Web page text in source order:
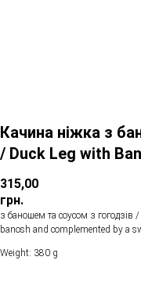
Качина ніжка з
/ Duck Leg with
315,00
грн.
з баношем та соусом з гогодзів
banosh and complemented by a
Weight: 380 g